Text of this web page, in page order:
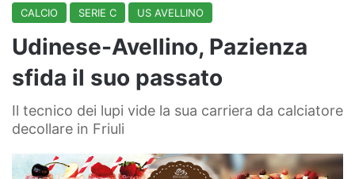
CALCIO SERIE C US AVELLINO
Udinese-Avellino, Pazienza
sfida il suo passato
Il tecnico dei lupi vide la sua carriera da calciatore
decollare in Friuli